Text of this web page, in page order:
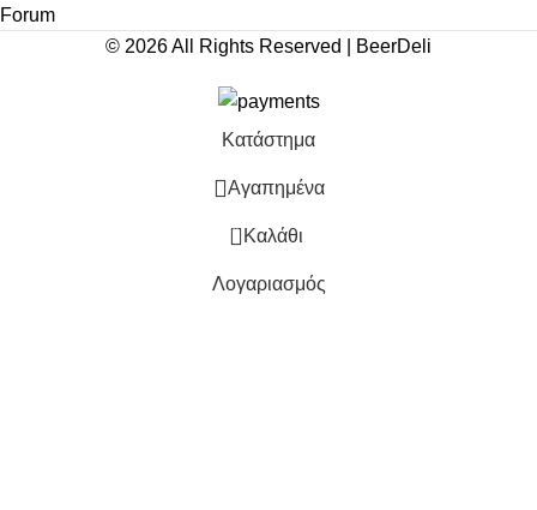
Forum
© 2026 All Rights Reserved | BeerDeli
Κατάστημα
Αγαπημένα
0 Καλάθι
Λογαριασμός